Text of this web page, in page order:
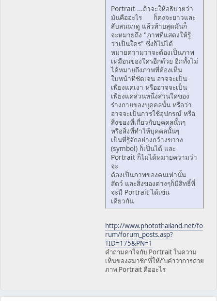
Portrait ...ถ้าจะให้อธิบายว่า
มันคืออะไร ก็คงจะยาวและ
สับสนน่าดู แล้วท้ายสุดมันก็
จะหมายถึง "ภาพที่แสดงให้รู้
ว่าเป็นใคร" ซึ่งก็ไม่ได้
หมายความว่าจะต้องเป็นภาพ
เหมือนของใครอีกด้วย อีกทั้งไม่
ได้หมายถึงภาพที่ต้องเห็น
ใบหน้าที่ชัดเจน อาจจะเป็น
เพียงแค่เงา หรืออาจจะเป็น
เพียงแค่ส่วนหนึ่งส่วนใดของ
ร่างกายของบุคคลนั้น หรือว่า
อาจจะเป็นการใช้อุปกรณ์ หรือ
สิ่งของที่เกี่ยวกับบุคคลนั้นๆ
หรือสิ่งที่ทำให้บุคคลนั้นๆ
เป็นที่รู้จักอย่างกว้างขวาง
(symbol) ก็เป็นได้ และ
Portrait ก็ไม่ได้หมายความว่า
จะ
ต้องเป็นภาพของคนเท่านั้น
สัตว์ และสิ่งของต่างๆก็มีสิทธิ์ที่
จะมี Portrait ได้เช่น
เดียวกัน
http://www.photothailand.net/fo
rum/forum_posts.asp?
TID=175&PN=1
คำถามคาใจกับ Portrait ในความ
เห็นของสมาชิกที่ให้กับคำว่าการถ่าย
ภาพ Portrait คืออะไร